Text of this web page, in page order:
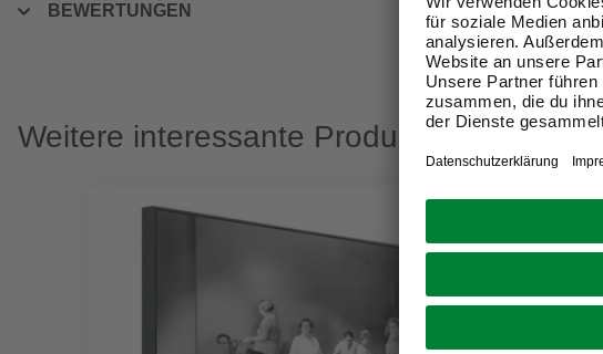
BEWERTUNGEN
Weitere interessante Produkte